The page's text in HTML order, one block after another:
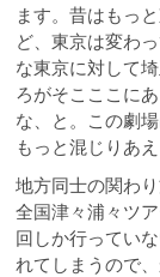
ます。昔はもっ
ど、東京は変わ
な東京に対して
ろがそこここに
な、と。この劇
もっと混じりあ
地方同士の関わ
全国津々浦々ツ
回しか行ってい
れてしまうので